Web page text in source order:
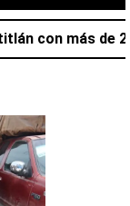
con más de